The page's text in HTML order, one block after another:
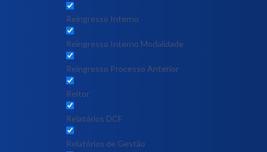
Reingresso Interno
Reingresso Interno Modalidade
Reingresso Processo Anterior
Reitor
Relatórios DCF
Relatórios de Gestão